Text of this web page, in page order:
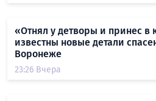
«Отнял у детворы и принес в
известны новые детали
Воронеже
23:26 Вчера